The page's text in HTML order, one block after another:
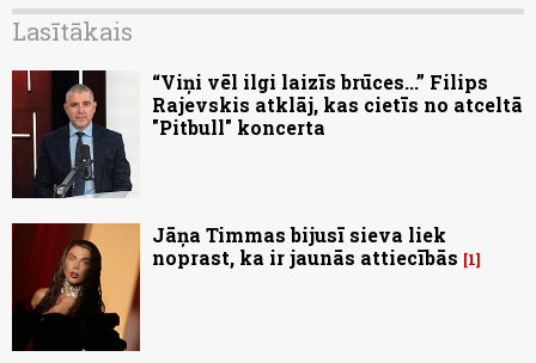
Lasītākais
“Viņi vēl ilgi laizīs brūces...” Filips
Rajevskis atklāj, kas cietīs no atceltā
"Pitbull" koncerta
Jāņa Timmas bijusī sieva liek
noprast, ka ir jaunās attiecībās
1